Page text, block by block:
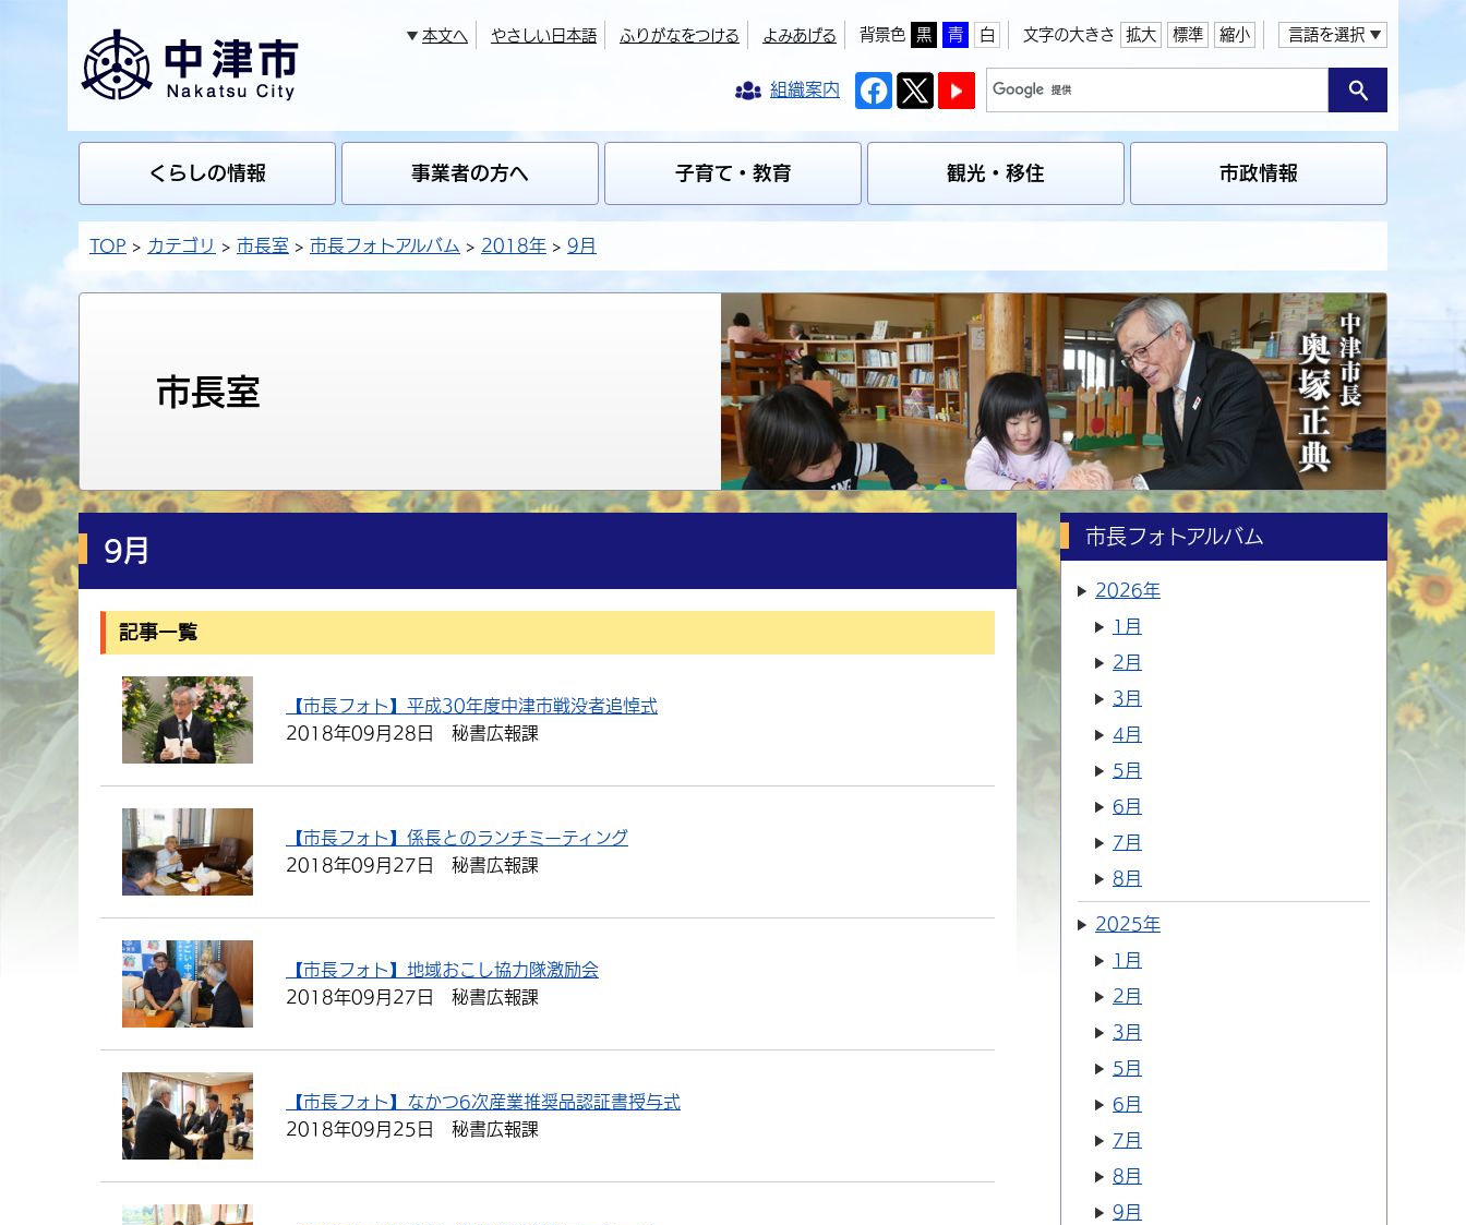
本文へ やさしい日本語 ふりがなをつける よみあげる 背景色 黒 青 白 文字の大きさ 拡大 標準 縮小 言語を選択
組織案内
くらしの情報 事業者の方へ 子育て・教育 観光・移住 市政情報
TOP カテゴリ 市長室 市長フォトアルバム 2018年 9月
市長室
9月
記事一覧
【市長フォト】平成30年度中津市戦没者追悼式
2018年09月28日
秘書広報課
【市長フォト】係長とのランチミーティング
2018年09月27日
秘書広報課
【市長フォト】地域おこし協力隊激励会
2018年09月27日
秘書広報課
【市長フォト】なかつ6次産業推奨品認証書授与式
2018年09月25日
秘書広報課
市長フォトアルバム
2026年
1月
2月
3月
4月
5月
6月
7月
8月
2025年
1月
2月
3月
5月
6月
7月
8月
9月